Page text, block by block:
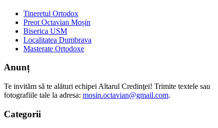
Tineretul Ortodox
Preot Octavian Moșin
Biserica USM
Localitatea Dumbrava
Masterate Ortodoxe
Anunț
Te invităm să te alături echipei Altarul Credinţei! Trimite textele sau
fotografiile tale la adresa: mosin.octavian@gmail.com.
Categorii